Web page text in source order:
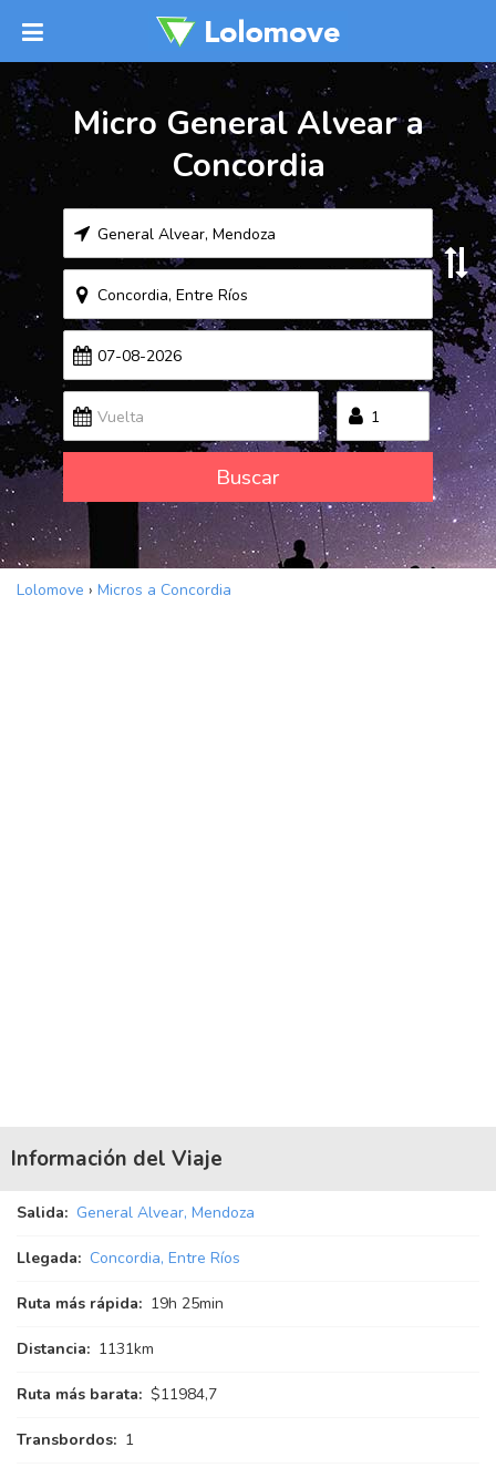
Micro General Alvear a
Concordia
Buscar
Lolomove › Micros a Concordia
Información del Viaje
Salida: General Alvear, Mendoza
Llegada: Concordia, Entre Ríos
Ruta más rápida: 19h 25min
Distancia: 1131km
Ruta más barata: $11984,7
Transbordos: 1